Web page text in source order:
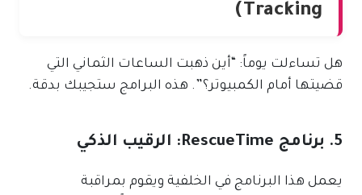
Tracking)
هل تساءلت يوماً: “أين ذهبت الساعات الثماني التي
قضيتها أمام الكمبيوتر؟”. هذه البرامج ستجيبك بدقة.
5. برنامج RescueTime: الرقيب الذكي
يعمل هذا البرنامج في الخلفية ويقوم بمراقبة